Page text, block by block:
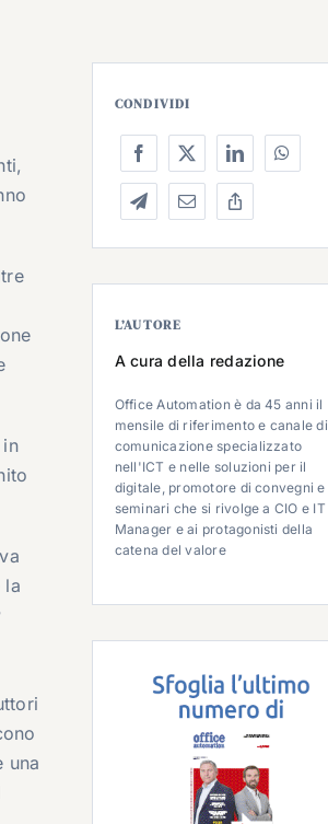
la
una
CONDIVIDI
L’AUTORE
A cura della redazione
Office Automation è da 45 anni il
mensile di riferimento e canale di
comunicazione specializzato
nell'ICT e nelle soluzioni per il
digitale, promotore di convegni e
seminari che si rivolge a CIO e IT
Manager e ai protagonisti della
catena del valore